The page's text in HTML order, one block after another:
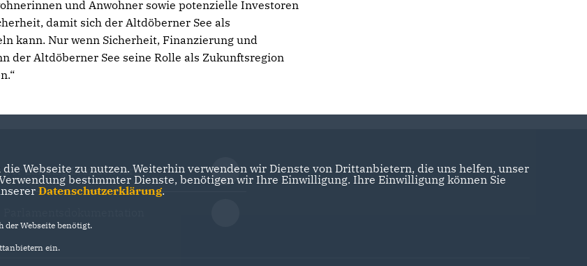
und Anwohner sowie potenzielle Investoren
damit sich der Altdöberner See als
kann. Nur wenn Sicherheit, Finanzierung und
der Altdöberner See seine Rolle als Zukunftsregion
Der Landtag Brandenburg
Webseite zu nutzen. Weiterhin verwenden wir Dienste von Drittanbietern, die uns helfen, unser
bestimmter Dienste, benötigen wir Ihre Einwilligung. Ihre Einwilligung können Sie
Datenschutzerklärung.
der Webseite benötigt.
ein.